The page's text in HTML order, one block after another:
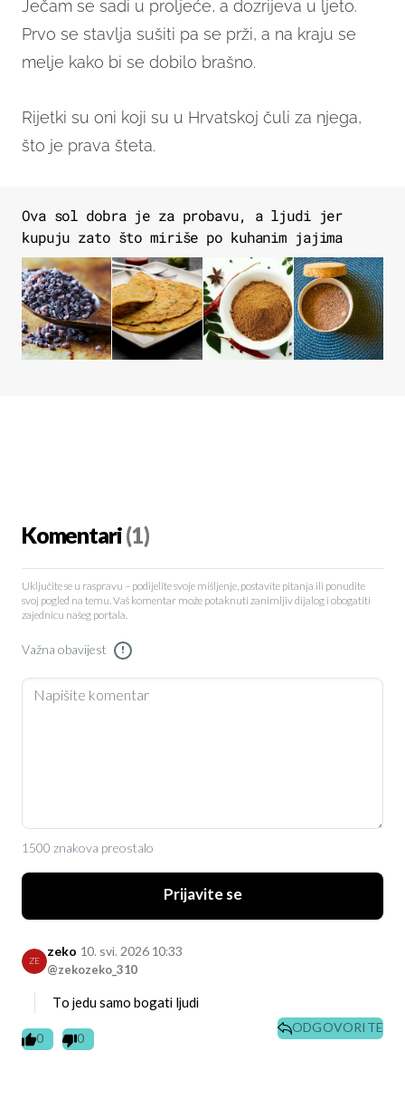
Ječam se sadi u proljeće, a dozrijeva u ljeto.
Prvo se stavlja sušiti pa se prži, a na kraju se
melje kako bi se dobilo brašno.
Rijetki su oni koji su u Hrvatskoj čuli za njega,
što je prava šteta.
Ova sol dobra je za probavu, a ljudi jer
kupuju zato što miriše po kuhanim jajima
Komentari(1)
Uključite se u raspravu – podijelite svoje mišljenje, postavite pitanja ili ponudite
svoj pogled na temu. Vaš komentar može potaknuti zanimljiv dijalog i obogatiti
zajednicu našeg portala.
Važna obavijest !
1500 znakova preostalo
Prijavite se
ZE
zeko
@zekozeko_310
10. svi. 2026 10:33
To jedu samo bogati ljudi
0 0
ODGOVORITE